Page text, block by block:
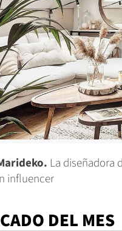
La diseñadora
influencer
DEL MES